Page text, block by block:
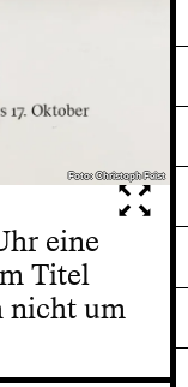
Foto: Christoph Feist
Foto: Christoph Feist
eine
Titel
nicht um